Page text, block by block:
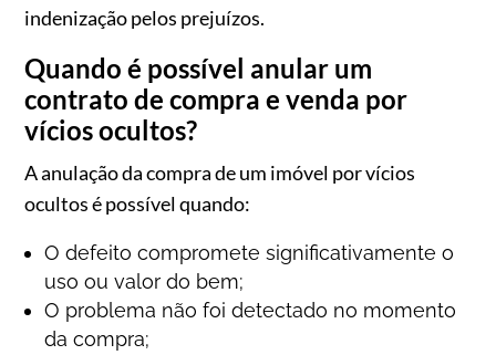
indenização pelos prejuízos.
Quando é possível anular um
contrato de compra e venda por
vícios ocultos?
A anulação da compra de um imóvel por vícios
ocultos é possível quando:
O defeito compromete significativamente o
uso ou valor do bem;
O problema não foi detectado no momento
da compra;